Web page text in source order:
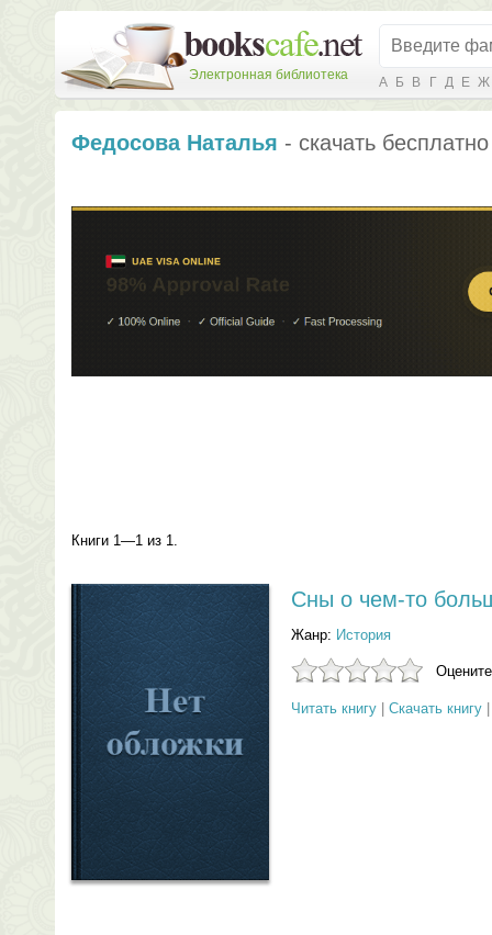
Электронная библиотека А Б В Г Д Е Ж
Федосова Наталья - скачать
Книги 1—1 из 1.
Сны о чем-то
Жанр: История
Читать книгу Скачать книгу